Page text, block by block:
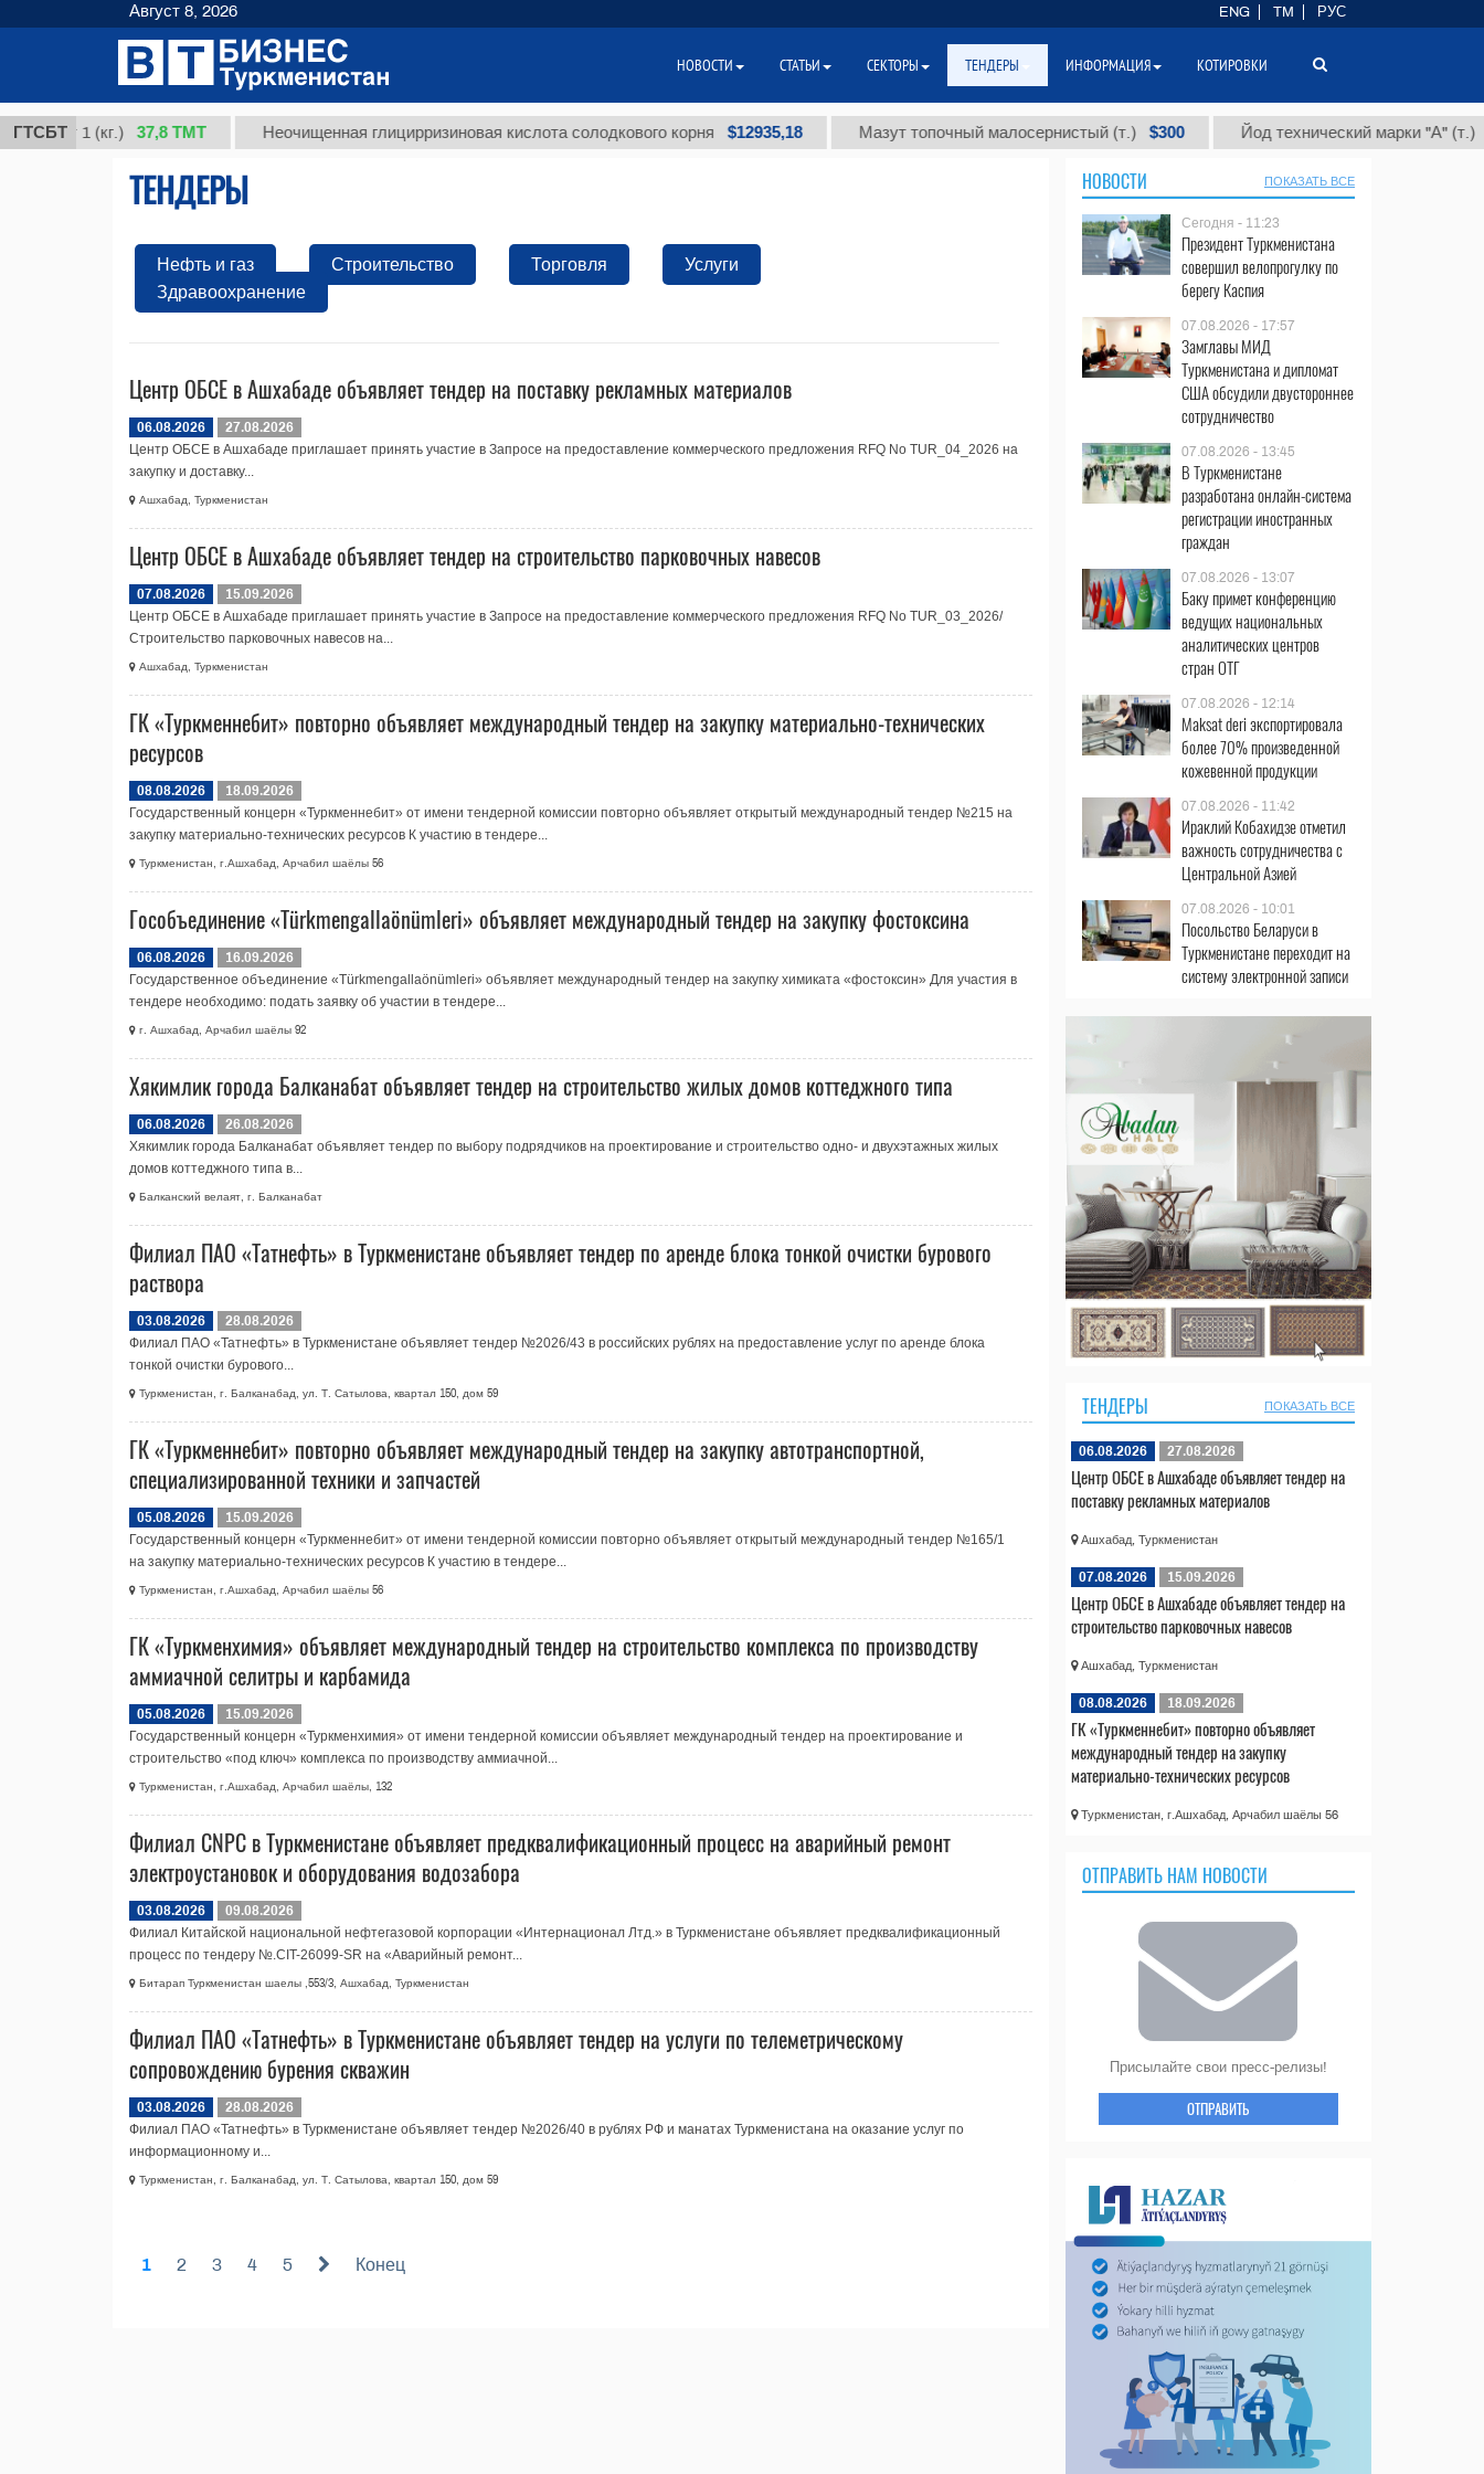
ГТСБТ
1 (кг.) 37,8 ТМТ Неочищенная глицирризиновая кислота солодкового корня $12935,18 Мазут топочный малосернистый (т.) $300 Йод технический марки "А" (т.) $86
ТЕНДЕРЫ
Нефть и газ Строительство Торговля
Услуги
Здравоохранение
Центр ОБСЕ в Ашхабаде объявляет тендер на поставку рекламных материалов
06.08.2026
27.08.2026
Центр ОБСЕ в Ашхабаде приглашает принять участие в Запросе на предоставление коммерческого предложения RFQ No TUR_04_2026 на
закупку и доставку...
Ашхабад, Туркменистан
Центр ОБСЕ в Ашхабаде объявляет тендер на строительство парковочных навесов
07.08.2026
15.09.2026
Центр ОБСЕ в Ашхабаде приглашает принять участие в Запросе на предоставление коммерческого предложения RFQ No TUR_03_2026/
Строительство парковочных навесов на...
Ашхабад, Туркменистан
ГК «Туркменнебит» повторно объявляет международный тендер на закупку материально-технических
ресурсов
08.08.2026
18.09.2026
Государственный концерн «Туркменнебит» от имени тендерной комиссии повторно объявляет открытый международный тендер №215 на
закупку материально-технических ресурсов К участию в тендере...
Туркменистан, г.Ашхабад, Арчабил шаёлы 56
Гособъединение «Türkmengallaönümleri» объявляет международный тендер на закупку фостоксина
06.08.2026
16.09.2026
Государственное объединение «Türkmengallaönümleri» объявляет международный тендер на закупку химиката «фостоксин» Для участия в
тендере необходимо: подать заявку об участии в тендере...
г. Ашхабад, Арчабил шаёлы 92
Хякимлик города Балканабат объявляет тендер на строительство жилых домов коттеджного типа
06.08.2026
26.08.2026
Хякимлик города Балканабат объявляет тендер по выбору подрядчиков на проектирование и строительство одно- и двухэтажных жилых
домов коттеджного типа в...
Балканский велаят, г. Балканабат
Филиал ПАО «Татнефть» в Туркменистане объявляет тендер по аренде блока тонкой очистки бурового
раствора
03.08.2026
28.08.2026
Филиал ПАО «Татнефть» в Туркменистане объявляет тендер №2026/43 в российских рублях на предоставление услуг по аренде блока
тонкой очистки бурового...
Туркменистан, г. Балканабад, ул. Т. Сатылова, квартал 150, дом 59
ГК «Туркменнебит» повторно объявляет международный тендер на закупку автотранспортной,
специализированной техники и запчастей
05.08.2026
15.09.2026
Государственный концерн «Туркменнебит» от имени тендерной комиссии повторно объявляет открытый международный тендер №165/1
на закупку материально-технических ресурсов К участию в тендере...
Туркменистан, г.Ашхабад, Арчабил шаёлы 56
ГК «Туркменхимия» объявляет международный тендер на строительство комплекса по производству
аммиачной селитры и карбамида
05.08.2026
15.09.2026
Государственный концерн «Туркменхимия» от имени тендерной комиссии объявляет международный тендер на проектирование и
строительство «под ключ» комплекса по производству аммиачной...
Туркменистан, г.Ашхабад, Арчабил шаёлы, 132
Филиал CNPC в Туркменистане объявляет предквалификационный процесс на аварийный ремонт
электроустановок и оборудования водозабора
03.08.2026
09.08.2026
Филиал Китайской национальной нефтегазовой корпорации «Интернационал Лтд.» в Туркменистане объявляет предквалификационный
процесс по тендеру №.CIT-26099-SR на «Аварийный ремонт...
Битарап Туркменистан шаелы ,553/3, Ашхабад, Туркменистан
Филиал ПАО «Татнефть» в Туркменистане объявляет тендер на услуги по телеметрическому
сопровождению бурения скважин
03.08.2026
28.08.2026
Филиал ПАО «Татнефть» в Туркменистане объявляет тендер №2026/40 в рублях РФ и манатах Туркменистана на оказание услуг по
информационному и...
Туркменистан, г. Балканабад, ул. Т. Сатылова, квартал 150, дом 59
1 2 3 4 5 Конец
НОВОСТИ ПОКАЗАТЬ ВСЕ
Сегодня - 11:23
Президент Туркменистана
совершил велопрогулку по
берегу Каспия
07.08.2026 - 17:57
Замглавы МИД
Туркменистана и дипломат
США обсудили двустороннее
сотрудничество
07.08.2026 - 13:45
В Туркменистане
разработана онлайн-система
регистрации иностранных
граждан
07.08.2026 - 13:07
Баку примет конференцию
ведущих национальных
аналитических центров
стран ОТГ
07.08.2026 - 12:14
Maksat deri экспортировала
более 70% произведенной
кожевенной продукции
07.08.2026 - 11:42
Ираклий Кобахидзе отметил
важность сотрудничества с
Центральной Азией
07.08.2026 - 10:01
Посольство Беларуси в
Туркменистане переходит на
систему электронной записи
ТЕНДЕРЫ ПОКАЗАТЬ ВСЕ
06.08.2026 27.08.2026
Центр ОБСЕ в Ашхабаде объявляет тендер на
поставку рекламных материалов
Ашхабад, Туркменистан
07.08.2026 15.09.2026
Центр ОБСЕ в Ашхабаде объявляет тендер на
строительство парковочных навесов
Ашхабад, Туркменистан
08.08.2026 18.09.2026
ГК «Туркменнебит» повторно объявляет
международный тендер на закупку
материально-технических ресурсов
Туркменистан, г.Ашхабад, Арчабил шаёлы 56
ОТПРАВИТЬ НАМ НОВОСТИ
Присылайте свои пресс-релизы!
ОТПРАВИТЬ
Август 8, 2026 ENG TM РУС
НОВОСТИ СТАТЬИ СЕКТОРЫ ТЕНДЕРЫ ИНФОРМАЦИЯ КОТИРОВКИ